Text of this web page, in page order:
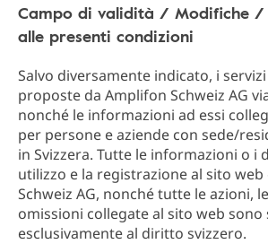
Campo di validità / Modifiche /
alle presenti condizioni
Salvo diversamente indicato, i
proposte da Amplifon Schweiz AG
nonché le informazioni ad essi
per persone e aziende con sede/
in Svizzera. Tutte le informazioni o i
utilizzo e la registrazione al sito
Schweiz AG, nonché tutte le azioni,
omissioni collegate al sito web
esclusivamente al diritto svizzero.